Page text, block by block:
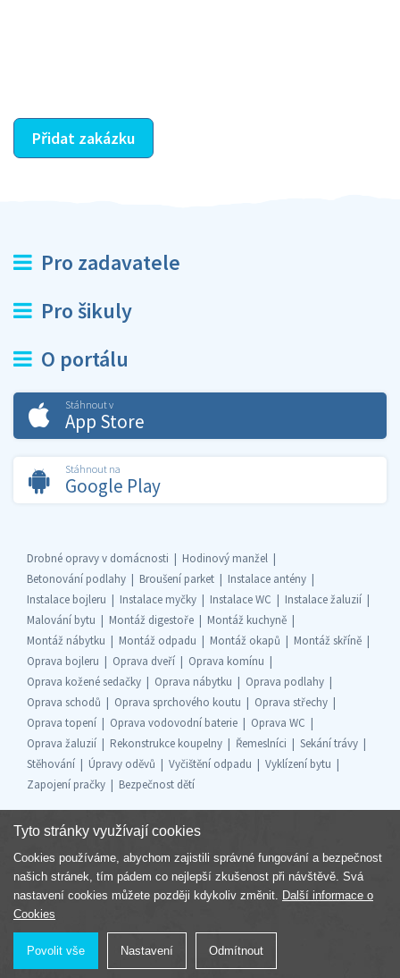
Přidat zakázku
Pro zadavatele
Pro šikuly
O portálu
Stáhnout v
App Store
Stáhnout na
Google Play
Drobné opravy v domácnosti
Hodinový manžel
Betonování podlahy
Broušení parket
Instalace antény
Instalace bojleru
Instalace myčky Instalace WC
Instalace žaluzií
Malování bytu
Montáž digestoře
Montáž kuchyně
Montáž nábytku
Montáž odpadu Montáž okapů
Montáž skříně
Oprava bojleru
Oprava dveří
Oprava komínu
Oprava kožené sedačky
Oprava nábytku
Oprava podlahy
Oprava schodů
Oprava sprchového koutu
Oprava střechy
Oprava topení
Oprava vodovodní baterie
Oprava WC
Oprava žaluzií
Rekonstrukce koupelny Řemeslníci
Sekání trávy
Stěhování
Úpravy oděvů Vyčištění odpadu
Vyklízení bytu
Zapojení pračky
Bezpečnost dětí
Součást skupiny
Tyto stránky využívají cookies
Cookies používáme, abychom zajistili správné fungování a bezpečnost
našich stránek, tím pádem co nejlepší zkušenost při návštěvě. Svá
nastavení cookies můžete později kdykoliv změnit. Další informace o
Cookies
Povolit vše Nastavení Odmítnout